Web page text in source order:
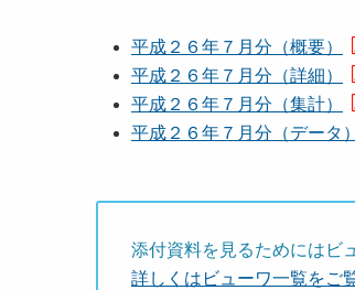
平成２６年７月分（概要）
平成２６年７月分（詳細）
平成２６年７月分（集計）
平成２６年７月分（データ）
添付資料を見るためにはビ
詳しくはビューワ一覧をご